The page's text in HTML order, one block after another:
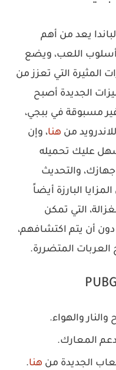
ببجي 3.6 مود الباندا يعد من أهم
أسلوب اللعب، ويضع
المثيرة التي تعزز من
الجديدة أصبح
غير مسبوقة في ببجي،
هنا، وإن
عليك تحميله
والتحديث
البارزة أيضاً
التي تمكن
دون أن يتم اكتشافهم،
العربات المتضررة.
والهواء.
المعارك.
الجديدة من هنا.